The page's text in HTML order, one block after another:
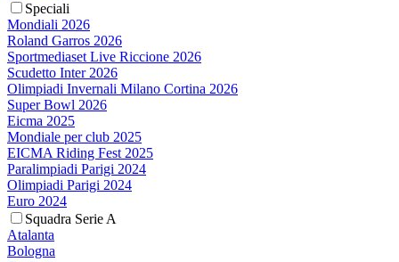
Speciali
Mondiali 2026
Roland Garros 2026
Sportmediaset Live Riccione 2026
Scudetto Inter 2026
Olimpiadi Invernali Milano Cortina 2026
Super Bowl 2026
Eicma 2025
Mondiale per club 2025
EICMA Riding Fest 2025
Paralimpiadi Parigi 2024
Olimpiadi Parigi 2024
Euro 2024
Squadra Serie A
Atalanta
Bologna